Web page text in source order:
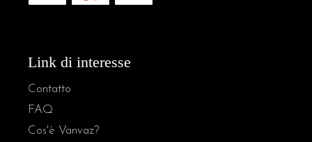
Link di interesse
Contatto
FAQ
Cos'è Vanvaz?